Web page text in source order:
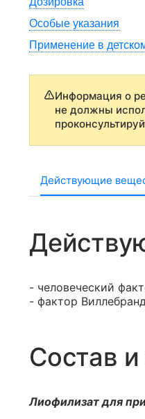
Особые указания
Применение в
Информация о
не должны
Действующие
- человеческий
- фактор
Состав
Лиофилизат для